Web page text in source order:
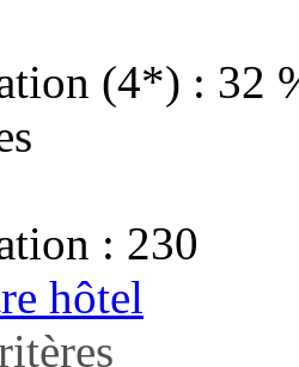
(4*) : 32
: 230
hôtel